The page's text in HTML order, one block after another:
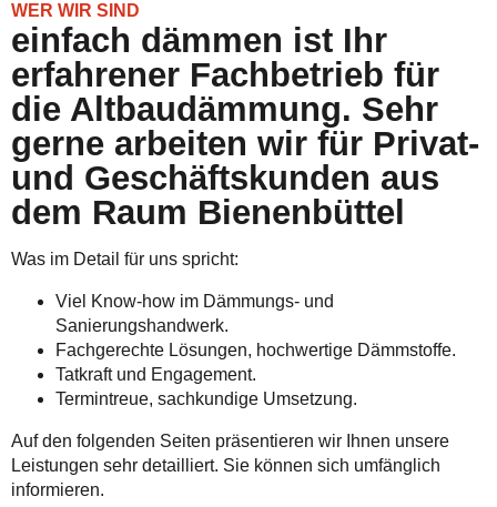
WER WIR SIND
einfach dämmen ist Ihr
erfahrener Fachbetrieb für
die Altbaudämmung. Sehr
gerne arbeiten wir für Privat-
und Geschäftskunden aus
dem Raum Bienenbüttel
Was im Detail für uns spricht:
Viel Know-how im Dämmungs- und
Sanierungshandwerk.
Fachgerechte Lösungen, hochwertige Dämmstoffe.
Tatkraft und Engagement.
Termintreue, sachkundige Umsetzung.
Auf den folgenden Seiten präsentieren wir Ihnen unsere
Leistungen sehr detailliert. Sie können sich umfänglich
informieren.